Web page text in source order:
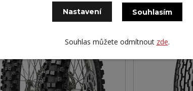
OSVĚDČENÁ ZNAČKA
Nastavení Souhlasím
Souhlas můžete odmítnout zde.